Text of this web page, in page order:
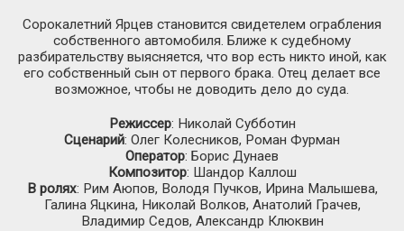
Соpокалетний Ярцев становится свидетелем ограбления
собственного автомобиля. Ближе к судебному
разбирательству выясняется, что воp есть никто иной, как
его собственный сын от первого брака. Отец делает все
возможное, чтобы не доводить дело до суда.
Режиссер: Николай Субботин
Сценарий: Олег Колесников, Роман Фурман
Оператор: Борис Дунаев
Композитор: Шандор Каллош
В ролях: Рим Аюпов, Володя Пучков, Ирина Малышева,
Галина Яцкина, Николай Волков, Анатолий Грачев,
Владимир Седов, Александр Клюквин